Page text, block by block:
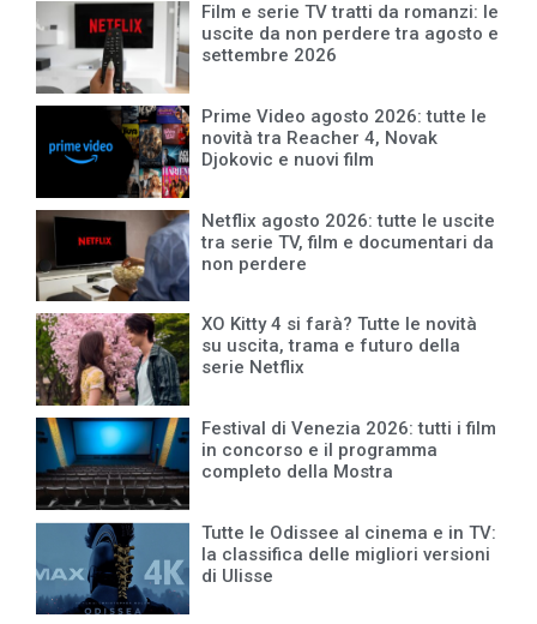
Film e serie TV tratti da romanzi: le
uscite da non perdere tra agosto e
settembre 2026
Prime Video agosto 2026: tutte le
novità tra Reacher 4, Novak
Djokovic e nuovi film
Netflix agosto 2026: tutte le uscite
tra serie TV, film e documentari da
non perdere
XO Kitty 4 si farà? Tutte le novità
su uscita, trama e futuro della
serie Netflix
Festival di Venezia 2026: tutti i film
in concorso e il programma
completo della Mostra
Tutte le Odissee al cinema e in TV:
la classifica delle migliori versioni
di Ulisse